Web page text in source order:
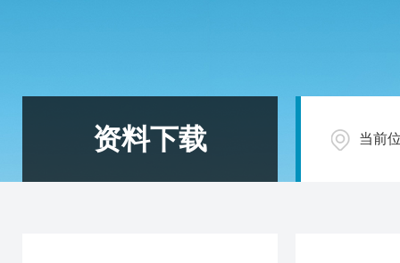
资料下载 当前